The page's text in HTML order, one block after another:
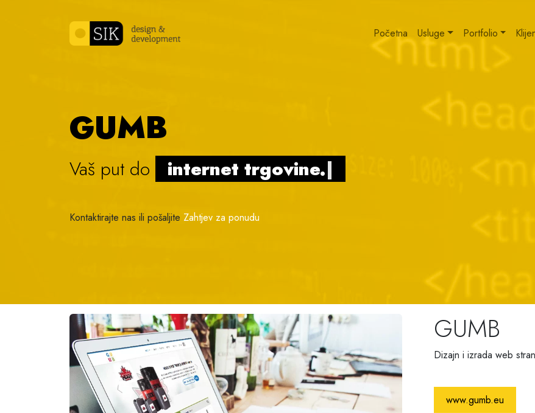
Početna
Usluge Portfolio
GUMB
Vaš put do internet trgovine.|
Kontaktirajte nas ili pošaljite Zahtjev za ponudu
GUMB
Dizajn i izrada web
www.gumb.eu